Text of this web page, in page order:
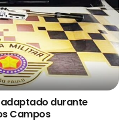
durante
Campos